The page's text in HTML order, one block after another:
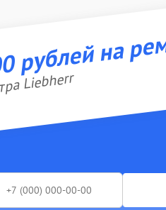
рублей на
Liebherr